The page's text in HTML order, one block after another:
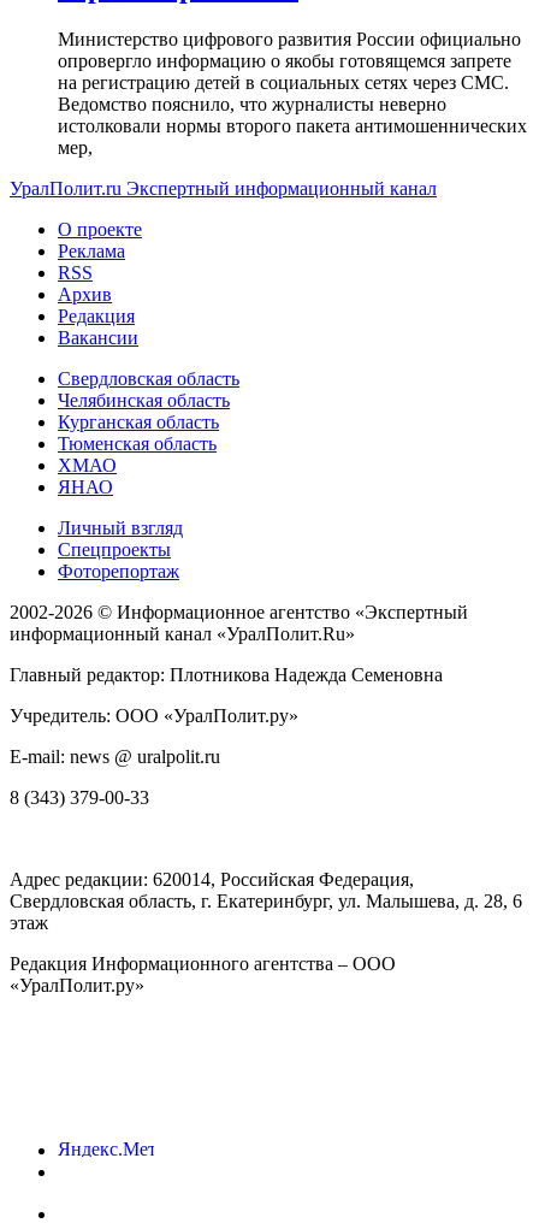
Министерство цифрового развития России официально
опровергло информацию о якобы готовящемся запрете
на регистрацию детей в социальных сетях через СМС.
Ведомство пояснило, что журналисты неверно
истолковали нормы второго пакета антимошеннических
мер,
УралПолит.ru Экспертный информационный канал
О проекте
Реклама
RSS
Архив
Редакция
Вакансии
Свердловская область
Челябинская область
Курганская область
Тюменская область
ХМАО
ЯНАО
Личный взгляд
Спецпроекты
Фоторепортаж
2002-2026 © Информационное агентство «Экспертный
информационный канал «УралПолит.Ru»
Главный редактор: Плотникова Надежда Семеновна
Учредитель: ООО «УралПолит.ру»
E-mail: news @ uralpolit.ru
8 (343) 379-00-33
Адрес редакции: 620014, Российская Федерация,
Свердловская область, г. Екатеринбург, ул. Малышева, д. 28, 6
этаж
Редакция Информационного агентства – ООО
«УралПолит.ру»